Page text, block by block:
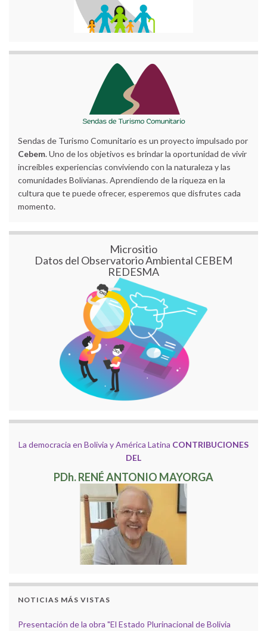
Sendas de Turismo Comunitario es un proyecto impulsado por
Cebem. Uno de los objetivos es brindar la oportunidad de vivir
increíbles experiencias conviviendo con la naturaleza y las
comunidades Bolivianas. Aprendiendo de la riqueza en la
cultura que te puede ofrecer, esperemos que disfrutes cada
momento.
Micrositio
Datos del Observatorio Ambiental CEBEM
REDESMA
La democracia en Bolivia y América Latina CONTRIBUCIONES
DEL
PDh. RENÉ ANTONIO MAYORGA
NOTICIAS MÁS VISTAS
Presentación de la obra "El Estado Plurinacional de Bolivia